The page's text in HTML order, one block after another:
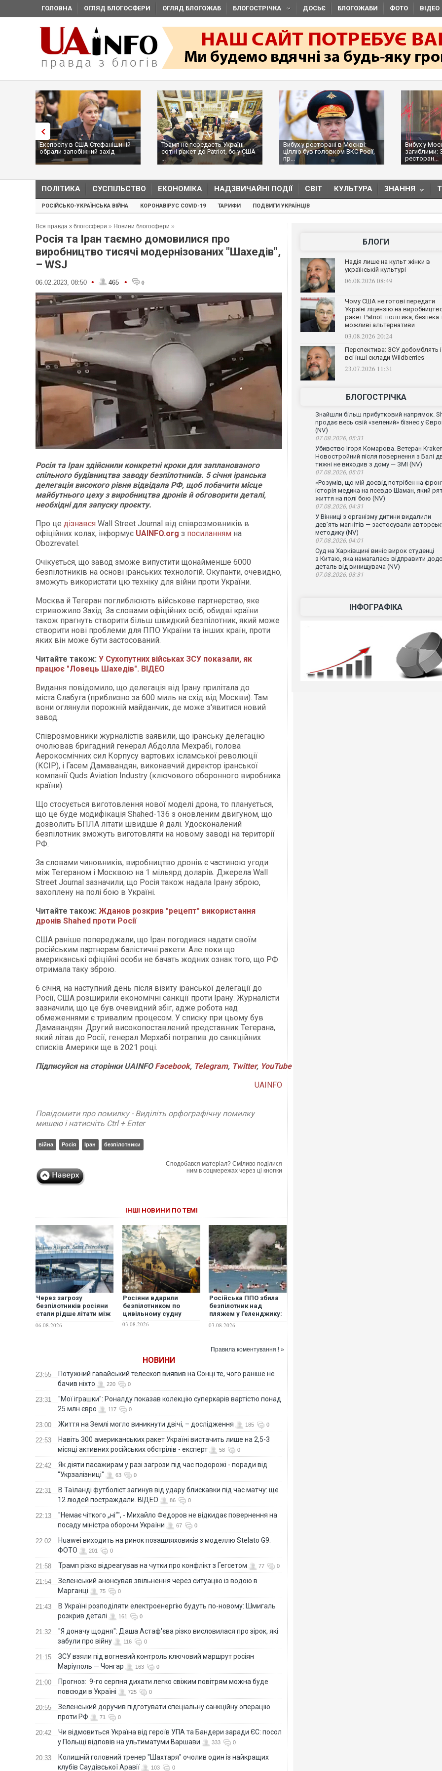
ГОЛОВНА ОГЛЯД БЛОГОСФЕРИ ОГЛЯД БЛОГОЖАБ БЛОГОСТРІЧКА ДОСЬЄ БЛОГОЖАБИ ФОТО ВІДЕО
Експослу в США Стефанішиній
обрали запобіжний захід
Трамп не передасть Україні
сотні ракет до Patriot, бо у США
...
Вибух у ресторані в Москві:
ціллю був головком ВКС Росії,
пр...
Вибух у
загиблими:
ресторан...
ПОЛІТИКА СУСПІЛЬСТВО ЕКОНОМІКА НАДЗВИЧАЙНІ ПОДІЇ СВІТ КУЛЬТУРА ЗНАННЯ
РОСІЙСЬКО-УКРАЇНСЬКА ВІЙНА КОРОНАВІРУС COVID-19 ТАРИФИ ПОДВИГИ УКРАЇНЦІВ
Вся правда з блогосфери » Новини блогосфери »
Росія та Іран таємно домовилися про
виробництво тисячі модернізованих "Шахедів",
– WSJ
06.02.2023, 08:50 • 465 • 0
Росія та Іран здійснили конкретні кроки для запланованого
спільного будівництва заводу безпілотників. 5 січня іранська
делегація високого рівня відвідала РФ, щоб побачити місце
майбутнього цеху з виробництва дронів й обговорити деталі,
необхідні для запуску проєкту.
Про це дізнався Wall Street Journal від співрозмовників в
офіційних колах, інформує UAINFO.org з посиланням на
Оbozrevatel.
Очікується, що завод зможе випустити щонайменше 6000
безпілотників на основі іранських технологій. Окупанти, очевидно,
зможуть використати цю техніку для війни проти України.
Москва й Тегеран поглиблюють військове партнерство, яке
стривожило Захід. За словами офіційних осіб, обидві країни
також прагнуть створити більш швидкий безпілотник, який може
створити нові проблеми для ППО України та інших країн, проти
яких він може бути застосований.
Читайте також: У Сухопутних військах ЗСУ показали, як
працює "Ловець Шахедів". ВІДЕО
Видання повідомило, що делегація від Ірану прилітала до
міста Єлабуга (приблизно за 600 миль на схід від Москви). Там
вони оглянули порожній майданчик, де може з'явитися новий
завод.
Співрозмовники журналістів заявили, що іранську делегацію
очолював бригадний генерал Абдолла Мехрабі, голова
Аерокосмічних сил Корпусу вартових ісламської революції
(КСІР), і Гасем Дамавандян, виконавчий директор іранської
компанії Quds Aviation Industry (ключового оборонного виробника
країни).
Що стосується виготовлення нової моделі дрона, то планується,
що це буде модифікація Shahed-136 з оновленим двигуном, що
дозволить БПЛА літати швидше й далі. Удосконалений
безпілотник зможуть виготовляти на новому заводі на території
РФ.
За словами чиновників, виробництво дронів є частиною угоди
між Тегераном і Москвою на 1 мільярд доларів. Джерела Wall
Street Journal зазначили, що Росія також надала Ірану зброю,
захоплену на полі бою в Україні.
Читайте також: Жданов розкрив "рецепт" використання
дронів Shahed проти Росії
США раніше попереджали, що Іран погодився надати своїм
російським партнерам балістичні ракети. Але поки що
американські офіційні особи не бачать жодних ознак того, що РФ
отримала таку зброю.
6 січня, на наступний день після візиту іранської делегації до
Росії, США розширили економічні санкції проти Ірану. Журналісти
зазначили, що це був очевидний збіг, адже робота над
обмеженнями є тривалим процесом. У списку при цьому був
Дамавандян. Другий високопоставлений представник Тегерана,
який літав до Росії, генерал Мерхабі потрапив до санкційних
списків Америки ще в 2021 році.
Підписуйся на сторінки UAINFO Facebook, Telegram, Twitter, YouTube
UAINFO
Повідомити про помилку - Виділіть орфографічну помилку
мишею і натисніть Ctrl + Enter
війна Росія Іран безпілотники
Сподобався матеріал? Сміливо поділися
ним в соцмережах через ці кнопки
ІНШІ НОВИНИ ПО ТЕМІ
Через загрозу
безпілотників росіяни
стали рідше літати між
Петербургом і частіше
06.08.2026
Росіяни вдарили
безпілотником по
цивільному судну
03.08.2026
Російська ППО збила
безпілотник над
пляжем у Геленджику:
ВІДЕО
03.08.2026
Правила коментування ! »
НОВИНИ
23:55
Потужний гавайський телескоп виявив на Сонці те, чого раніше не
бачив ніхто
220 0
23:31
"Мої іграшки": Роналду показав колекцію суперкарів вартістю понад
25 млн євро
117 0
23:00 Життя на Землі могло виникнути двічі, – дослідження 185 0
22:53
Навіть 300 американських ракет Україні вистачить лише на 2,5-3
місяці активних російських обстрілів - експерт
58 0
22:42
Як діяти пасажирам у разі загрози під час подорожі - поради від
"Укрзалізниці"
63 0
22:31
В Таїланді футболіст загинув від удару блискавки під час матчу: ще
12 людей постраждали. ВІДЕО
86 0
22:13
"Немає чіткого „ні“", - Михайло Федоров не відкидає повернення на
посаду міністра оборони України
67 0
22:02
Huawei виходить на ринок позашляховиків з моделлю Stelato G9.
ФОТО
201 0
21:58 Трамп різко відреагував на чутки про конфлікт з Гегсетом 77 0
21:54
Зеленський анонсував звільнення через ситуацію із водою в
Марганці
75 0
21:43
В Україні розподіляти електроенергію будуть по-новому: Шмигаль
розкрив деталі
161 0
21:32
"Я доначу щодня": Даша Астаф'єва різко висловилася про зірок, які
забули про війну
116 0
21:15
ЗСУ взяли під вогневий контроль ключовий маршрут росіян
Маріуполь — Чонгар
163 0
21:00
Прогноз: 9-го серпня дихати легко свіжим повітрям можна буде
повсюди в Україні
725 0
20:55
Зеленський доручив підготувати спеціальну санкційну операцію
проти РФ
71 0
20:42
Чи відмовиться Україна від героїв УПА та Бандери заради ЄС: посол
у Польщі відповів на ультиматуми Варшави
333 0
20:33
Колишній головний тренер "Шахтаря" очолив один із найкращих
клубів Саудівської Аравії
103 0
БЛОГИ
Надія лише на культ жінки в
українській культурі
06.08.2026 08:49
Чому США не готові передати
Україні ліцензію на
ракет Patriot: політика, безпека
можливі альтернативи
03.08.2026 20:24
Перспектива: ЗСУ добомблять і
всі інші склади Wildberries
23.07.2026 11:31
БЛОГОСТРІЧКА
Знайшли більш прибутковий напрямок.
продає весь свій «зелений» бізнес у
(NV)
07.08.2026, 05:31
Убивство Ігоря Комарова. Ветеран Kraken
Новостройний після повернення з Балі
тижні не виходив з дому — ЗМІ (NV)
07.08.2026, 05:01
«Розумів, що мій досвід потрібен на
історія медика на псевдо Шаман, який
життя на полі бою (NV)
07.08.2026, 04:31
У Вінниці з організму дитини видалили
дев’ять магнітів — застосували
методику (NV)
07.08.2026, 04:01
Суд на Харківщині виніс вирок студенці
з Китаю, яка намагалась відправити
деталь від винищувача (NV)
07.08.2026, 03:31
ІНФОГРАФІКА